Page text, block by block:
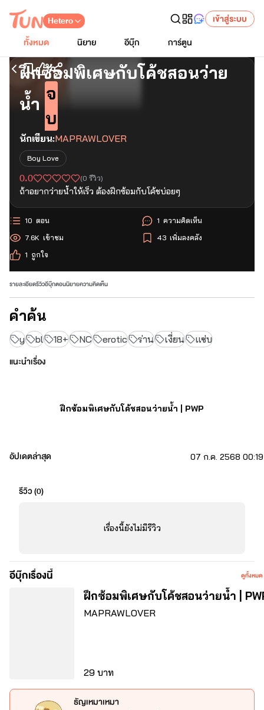
Hetero
เข้าสู่ระบบ
ทั้งหมด
นิยาย อีบุ๊ก การ์ตูน
เริ่มอ่านตอนแรก
ฝึกซ้อมพิเศษกับโค้ชสอนว่าย
น้ำ
จ
บ
นักเขียน:MAPRAWLOVER
Boy Love
0.0 (0 รีวิว)
ถ้าอยากว่ายน้ำให้เร็ว ต้องฝึกซ้อมกับโค้ชบ่อยๆ
ตอน
10
เข้าชม
7.6K
ถูกใจ
1
ความคิดเห็น
1
เพิ่มลงคลัง
43
รายละเอียดรีวิวอีบุ๊กตอนนิยายความคิดเห็น
คำค้น
y bl 18+ NC erotic ร่าน เงี่ยน แซ่บ
แนะนำเรื่อง
ฝึกซ้อมพิเศษกับโค้ชสอนว่ายน้ำ | PWP
คริส นักกีฬาว่ายน้ำมหาวิทยาลัย ต้องการชัยชนะในการแข่งระดับ
ประเทศ จึงได้จ้างโค้ชชาวต่างชาติ ชื่อ โนอาห์ ชาวแอฟริกัน โค้ชคนนี้
แล้วนับไม่ถ้วน
อัปเดตล่าสุด 07 ก.ค. 2568
รีวิว (0)
เรื่องนี้ยังไม่มีรีวิว
อีบุ๊กเรื่องนี้ ดูทั้งหมด
ฝึกซ้อมพิเศษกับโค้ชสอนว่ายน้ำ |
MAPRAWLOVER
29 บาท
ธัญเหมาเหมา